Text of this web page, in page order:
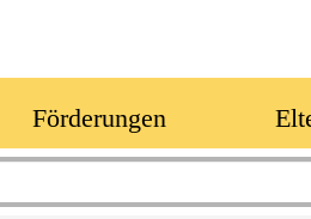
Förderungen